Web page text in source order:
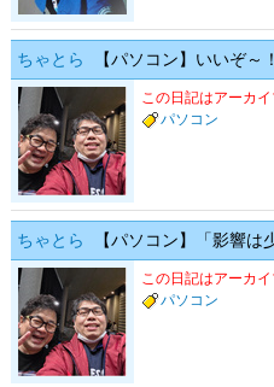
ちゃとら 【パソコン】いいぞ～
この日記はアーカ
パソコン
ちゃとら 【パソコン】「影響は
この日記はアーカ
パソコン